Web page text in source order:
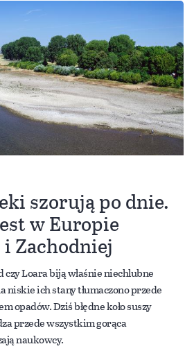
szorują po dnie.
w Europie
Zachodniej
czy Loara biją właśnie niechlubne
niskie ich stany tłumaczono przede
opadów. Dziś błędne koło suszy
przede wszystkim gorąca
naukowcy.